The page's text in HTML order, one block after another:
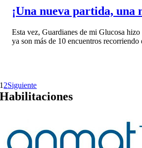
¡Una nueva partida, una
Esta vez, Guardianes de mi Glucosa
ya son más de 10 encuentros
1 2Siguiente
Habilitaciones